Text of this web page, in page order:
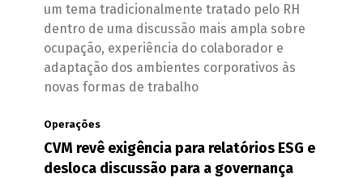
um tema tradicionalmente tratado pelo RH
dentro de uma discussão mais ampla sobre
ocupação, experiência do colaborador e
adaptação dos ambientes corporativos às
novas formas de trabalho
Operações
CVM revê exigência para relatórios ESG e
desloca discussão para a governança